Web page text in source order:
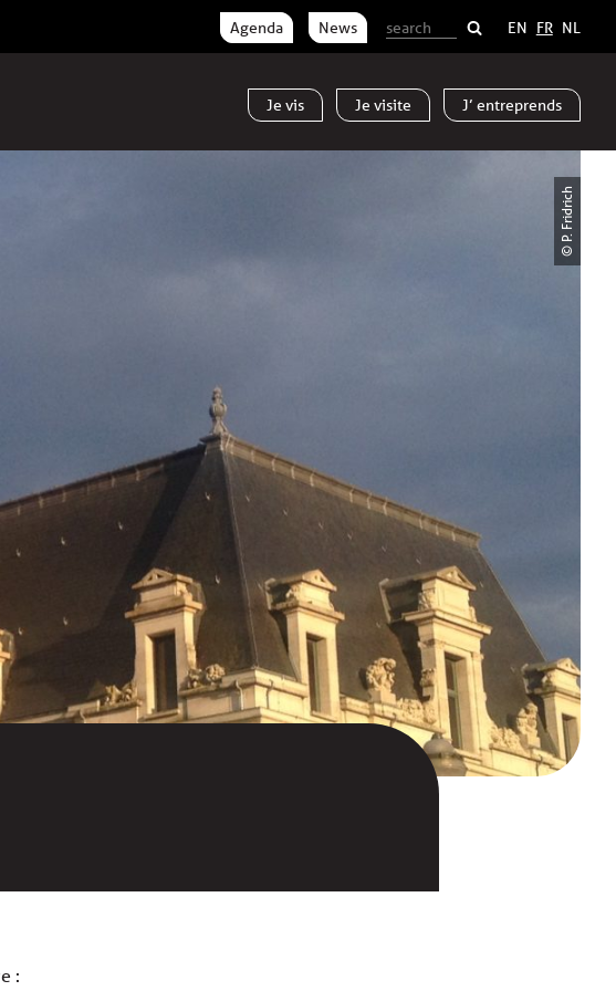
Je vis Je visite J’ entreprends
Agenda News EN FR NL
© P. Fridrich
: